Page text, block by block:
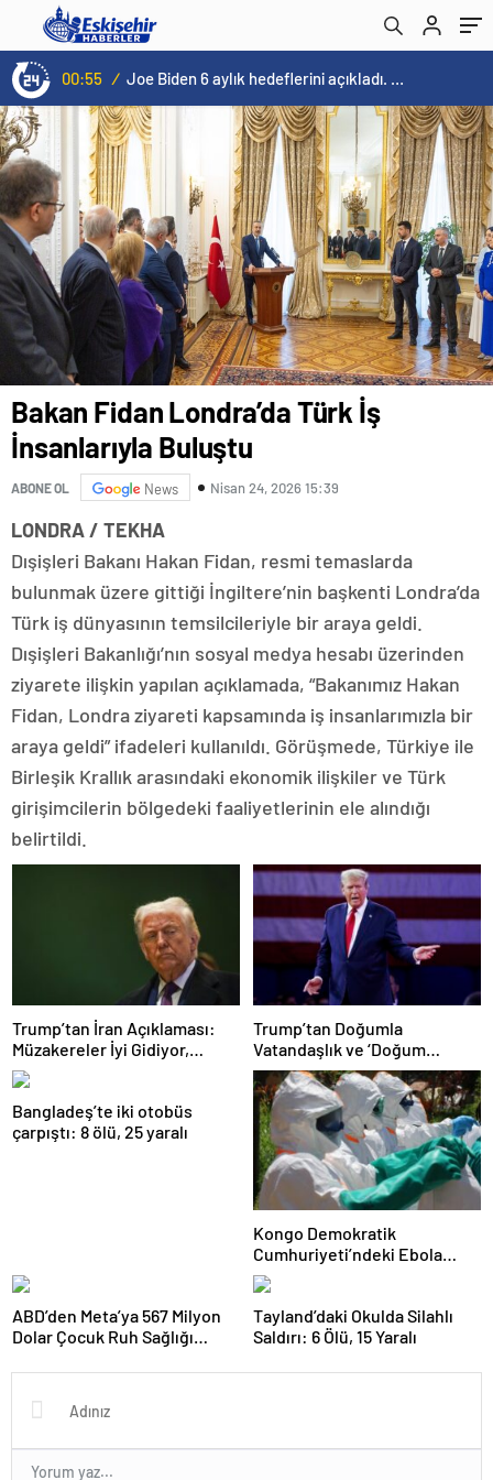
00:55 / Joe Biden 6 aylık hedeflerini açıkladı. Senato buz gibi…
Bakan Fidan Londra’da Türk İş
İnsanlarıyla Buluştu
ABONE OL News Nisan 24, 2026 15:39
LONDRA / TEKHA
Dışişleri Bakanı Hakan Fidan, resmi temaslarda
bulunmak üzere gittiği İngiltere’nin başkenti Londra’da
Türk iş dünyasının temsilcileriyle bir araya geldi.
Dışişleri Bakanlığı’nın sosyal medya hesabı üzerinden
ziyarete ilişkin yapılan açıklamada, “Bakanımız Hakan
Fidan, Londra ziyareti kapsamında iş insanlarımızla bir
araya geldi” ifadeleri kullanıldı. Görüşmede, Türkiye ile
Birleşik Krallık arasındaki ekonomik ilişkiler ve Türk
girişimcilerin bölgedeki faaliyetlerinin ele alındığı
belirtildi.
Trump’tan İran Açıklaması:
Müzakereler İyi Gidiyor,
Anlaşma Sağlanabilir
Trump’tan Doğumla
Vatandaşlık ve ‘Doğum
Turizmi’ Kararnamesi
Bangladeş’te iki otobüs
çarpıştı: 8 ölü, 25 yaralı
Kongo Demokratik
Cumhuriyeti’ndeki Ebola
Salgınında Can Kaybı Arttı
ABD’den Meta’ya 567 Milyon
Dolar Çocuk Ruh Sağlığı
Tayland’daki Okulda Silahlı
Saldırı: 6 Ölü, 15 Yaralı